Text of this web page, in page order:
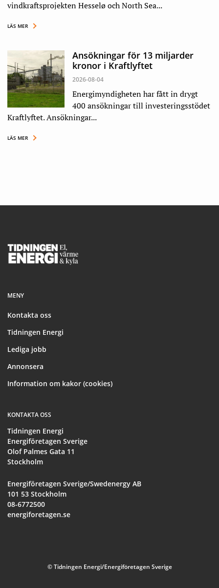
vindkraftsprojekten Hesselø och North Sea...
LÄS MER
Ansökningar för 13 miljarder
kronor i Kraftlyftet
2026-08-04
Energimyndigheten har fått in drygt
400 ansökningar till investeringsstödet
Kraftlyftet. Ansökningar...
LÄS MER
Footer
MENY
Kontakta oss
Tidningen Energi
Lediga jobb
Annonsera
Information om kakor (cookies)
KONTAKTA OSS
Tidningen Energi
Energiföretagen Sverige
Olof Palmes Gata 11
Stockholm
Energiföretagen Sverige/Swedenergy AB
101 53 Stockholm
08-6772500
energiforetagen.se
© Tidningen Energi/Energiföretagen Sverige